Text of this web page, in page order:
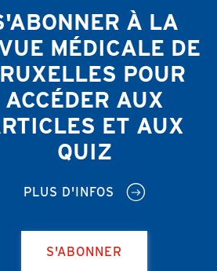
À LA
MÉDICALE DE
POUR
ACCÉDER AUX
ET AUX
QUIZ
PLUS D'INFOS
S'ABONNER